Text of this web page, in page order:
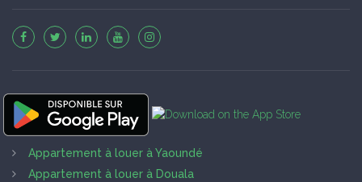
Appartement à louer à Yaoundé
Appartement à louer à Douala